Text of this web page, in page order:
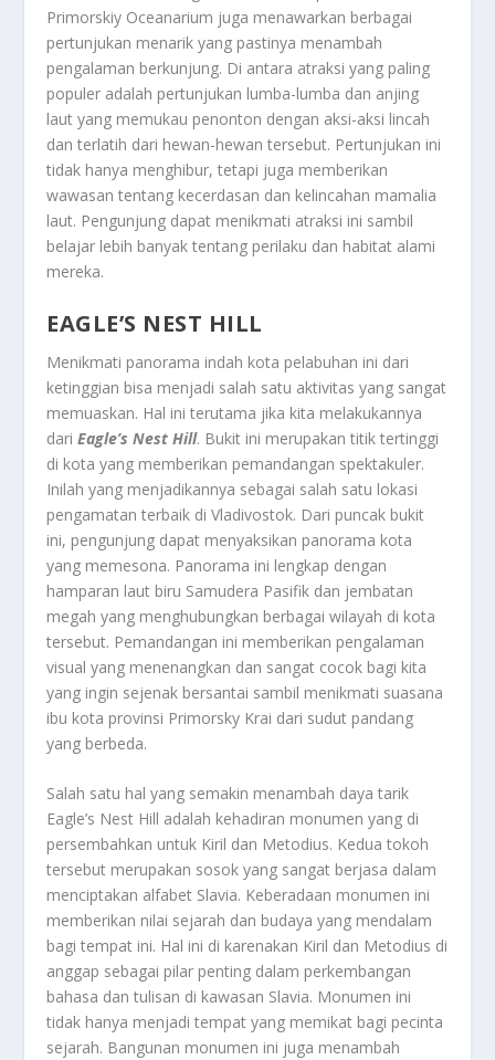
Primorskiy Oceanarium juga menawarkan berbagai
pertunjukan menarik yang pastinya menambah
pengalaman berkunjung. Di antara atraksi yang paling
populer adalah pertunjukan lumba-lumba dan anjing
laut yang memukau penonton dengan aksi-aksi lincah
dan terlatih dari hewan-hewan tersebut. Pertunjukan ini
tidak hanya menghibur, tetapi juga memberikan
wawasan tentang kecerdasan dan kelincahan mamalia
laut. Pengunjung dapat menikmati atraksi ini sambil
belajar lebih banyak tentang perilaku dan habitat alami
mereka.
EAGLE’S NEST HILL
Menikmati panorama indah kota pelabuhan ini dari
ketinggian bisa menjadi salah satu aktivitas yang sangat
memuaskan. Hal ini terutama jika kita melakukannya
dariEagle’s Nest Hill. Bukit ini merupakan titik tertinggi
di kota yang memberikan pemandangan spektakuler.
Inilah yang menjadikannya sebagai salah satu lokasi
pengamatan terbaik di Vladivostok. Dari puncak bukit
ini, pengunjung dapat menyaksikan panorama kota
yang memesona. Panorama ini lengkap dengan
hamparan laut biru Samudera Pasifik dan jembatan
megah yang menghubungkan berbagai wilayah di kota
tersebut. Pemandangan ini memberikan pengalaman
visual yang menenangkan dan sangat cocok bagi kita
yang ingin sejenak bersantai sambil menikmati suasana
ibu kota provinsi Primorsky Krai dari sudut pandang
yang berbeda.
Salah satu hal yang semakin menambah daya tarik
Eagle’s Nest Hill adalah kehadiran monumen yang di
persembahkan untuk Kiril dan Metodius. Kedua tokoh
tersebut merupakan sosok yang sangat berjasa dalam
menciptakan alfabet Slavia. Keberadaan monumen ini
memberikan nilai sejarah dan budaya yang mendalam
bagi tempat ini. Hal ini di karenakan Kiril dan Metodius di
anggap sebagai pilar penting dalam perkembangan
bahasa dan tulisan di kawasan Slavia. Monumen ini
tidak hanya menjadi tempat yang memikat bagi pecinta
sejarah. Bangunan monumen ini juga menambah